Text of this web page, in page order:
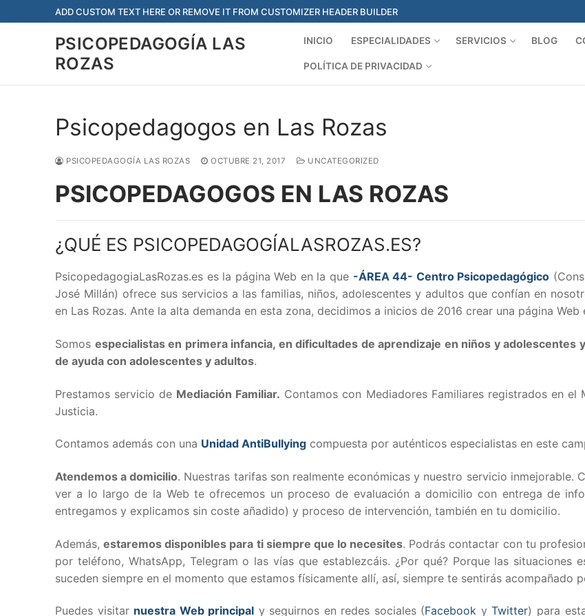
al
ADD CUSTOM TEXT HERE OR REMOVE IT FROM CUSTOMIZER HEADER BUILDER
PSICOPEDAGOGÍA LAS
ROZAS
INICIO ESPECIALIDADES SERVICIOS BLOG
POLÍTICA DE PRIVACIDAD
Psicopedagogos en Las Rozas
PSICOPEDAGOGÍA LAS ROZAS OCTUBRE 21, 2017 UNCATEGORIZED
PSICOPEDAGOGOS EN LAS ROZAS
¿QUÉ ES PSICOPEDAGOGÍALASROZAS.ES?
PsicopedagogiaLasRozas.es es la página Web en la que -ÁREA 44- Centro Psicopedagógico
José Millán) ofrece sus servicios a las familias, niños, adolescentes y adultos que confían en
en Las Rozas. Ante la alta demanda en esta zona, decidimos a inicios de 2016 crear una página Web
Somos especialistas en primera infancia, en dificultades de aprendizaje en niños y adolescentes
de ayuda con adolescentes y adultos.
Prestamos servicio de Mediación Familiar. Contamos con Mediadores Familiares registrados en el
Justicia.
Contamos además con una Unidad AntiBullying compuesta por auténticos especialistas en este
Atendemos a domicilio. Nuestras tarifas son realmente económicas y nuestro servicio inmejorable.
ver a lo largo de la Web te ofrecemos un proceso de evaluación a domicilio con entrega de
entregamos y explicamos sin coste añadido) y proceso de intervención, también en tu domicilio.
Además,estaremos disponibles para ti siempre que lo necesites. Podrás contactar con tu
por teléfono, WhatsApp, Telegram o las vías que establezcáis. ¿Por qué? Porque las situaciones
suceden siempre en el momento que estamos físicamente allí, así, siempre te sentirás acompañado
Puedes visitar nuestra Web principal y seguirnos en redes sociales (Facebook yTwitter) para